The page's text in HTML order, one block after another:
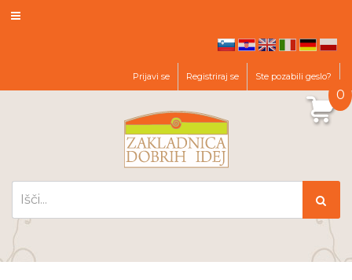
de pl
Prijavi se Registriraj se Ste pozabili geslo?
0